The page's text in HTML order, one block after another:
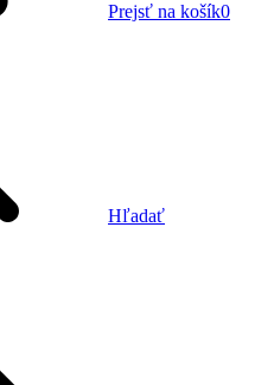
Prejsť na košík0
Hľadať